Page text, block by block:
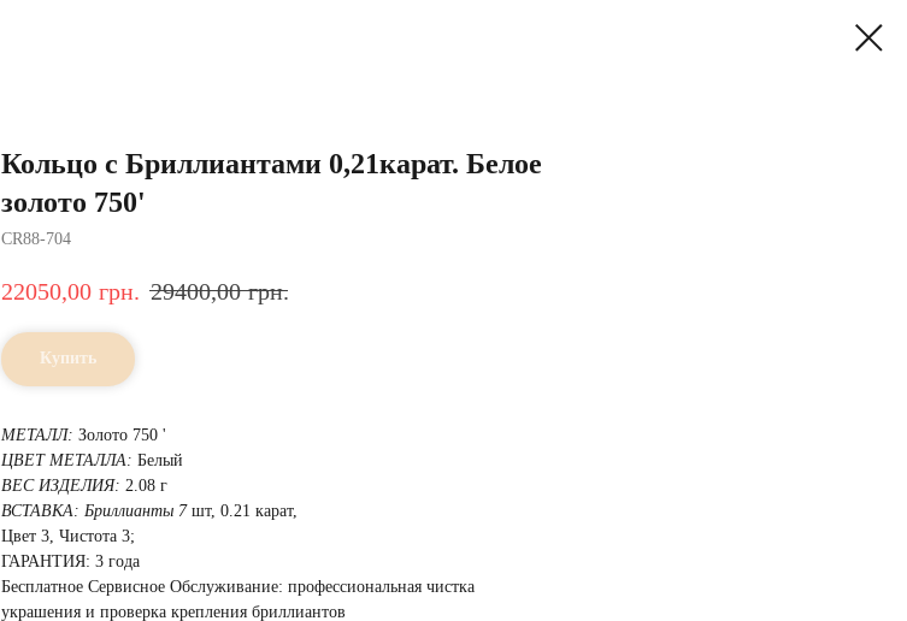
Кольцо с Бриллиантами 0,21карат. Белое
золото 750'
CR88-704
22050,00 грн. 29400,00 грн.
Купить
МЕТАЛЛ: Золото 750 '
ЦВЕТ МЕТАЛЛА: Белый
ВЕС ИЗДЕЛИЯ: 2.08 г
ВСТАВКА: Бриллианты 7шт, 0.21 карат,
Цвет 3, Чистота 3;
ГАРАНТИЯ: 3 года
Бесплатное Сервисное Обслуживание: профессиональная чистка
украшения и проверка крепления бриллиантов